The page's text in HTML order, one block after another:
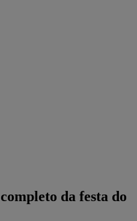
da festa do